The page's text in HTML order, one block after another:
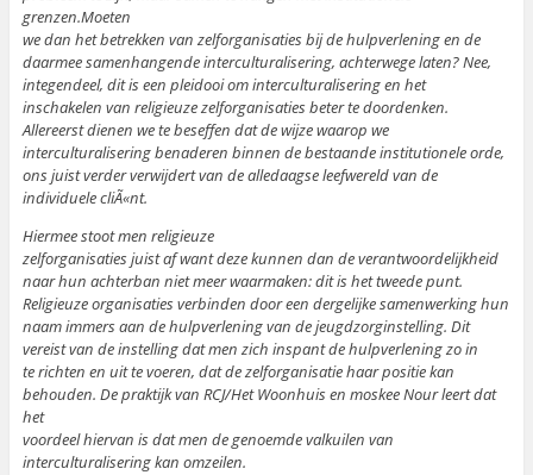
grenzen.Moeten
we dan het betrekken van zelforganisaties bij de hulpverlening en de
daarmee samenhangende interculturalisering, achterwege laten? Nee,
integendeel, dit is een pleidooi om interculturalisering en het
inschakelen van religieuze zelforganisaties beter te doordenken.
Allereerst dienen we te beseffen dat de wijze waarop we
interculturalisering benaderen binnen de bestaande institutionele orde,
ons juist verder verwijdert van de alledaagse leefwereld van de
individuele cliÃ«nt.
Hiermee stoot men religieuze
zelforganisaties juist af want deze kunnen dan de verantwoordelijkheid
naar hun achterban niet meer waarmaken: dit is het tweede punt.
Religieuze organisaties verbinden door een dergelijke samenwerking hun
naam immers aan de hulpverlening van de jeugdzorginstelling. Dit
vereist van de instelling dat men zich inspant de hulpverlening zo in
te richten en uit te voeren, dat de zelforganisatie haar positie kan
behouden. De praktijk van RCJ/Het Woonhuis en moskee Nour leert dat
het
voordeel hiervan is dat men de genoemde valkuilen van
interculturalisering kan omzeilen.